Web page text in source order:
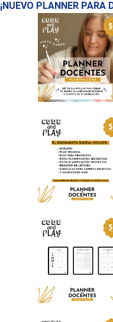
¡NUEVO PLANNER PARA